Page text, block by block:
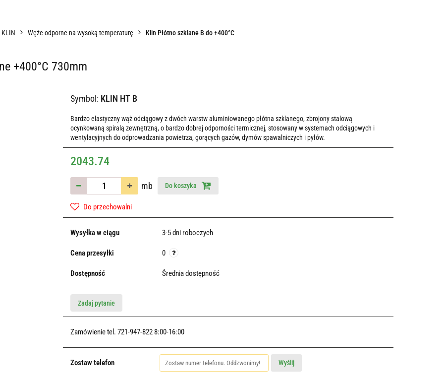
KLIN Węże odporne na wysoką temperaturę Klin Płótno szklane B do +400°C
+400°C 730mm
Symbol: KLIN HT B
Bardzo elastyczny wąż odciągowy z dwóch warstw aluminiowanego płótna szklanego, zbrojony stalową
ocynkowaną spiralą zewnętrzną, o bardzo dobrej odporności termicznej, stosowany w systemach odciągowych i
wentylacyjnych do odprowadzania powietrza, gorących gazów, dymów spawalniczych i pyłów.
2043.74
mb Do koszyka
Do przechowalni
Wysyłka w ciągu 3-5 dni roboczych
Cena przesyłki 0
Dostępność Średnia dostępność
Zadaj pytanie
Zamówienie tel. 721-947-822 8:00-16:00
Zostaw telefon Wyślij